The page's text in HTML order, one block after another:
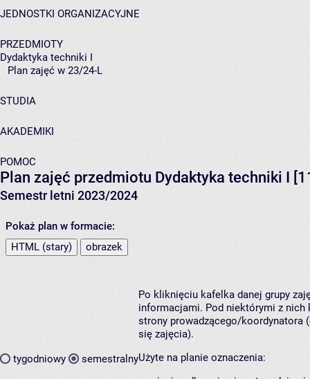
JEDNOSTKI ORGANIZACYJNE
PRZEDMIOTY
Dydaktyka techniki I
Plan zajęć w 23/24-L
STUDIA
AKADEMIKI
POMOC
Plan zajęć przedmiotu Dydaktyka techniki I
Semestr letni 2023/2024
Pokaż plan w formacie:
HTML (stary)
obrazek
tygodniowy semestralny
Po kliknięciu kafelka danej grupy
informacjami. Pod niektórymi z nich
strony prowadzącego/koordynatora
się zajęcia).
Użyte na planie oznaczenia: